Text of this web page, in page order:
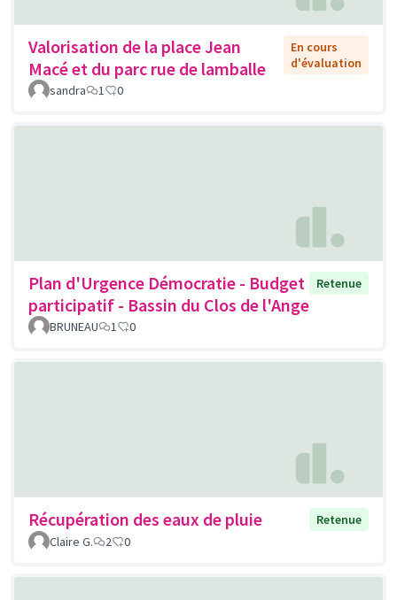
Valorisation de la place Jean
Macé et du parc rue de lamballe
En cours
d'évaluation
sandra
1 0
Plan d'Urgence Démocratie - Budget
participatif - Bassin du Clos de l'Ange
Retenue
BRUNEAU 1 0
Récupération des eaux de pluie
Retenue
Claire G.
2 0